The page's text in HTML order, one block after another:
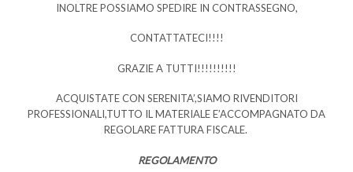
INOLTRE POSSIAMO SPEDIRE IN CONTRASSEGNO,
CONTATTATECI!!!!
GRAZIE A TUTTI!!!!!!!!!!
ACQUISTATE CON SERENITA’,SIAMO RIVENDITORI
PROFESSIONALI,TUTTO IL MATERIALE E’ACCOMPAGNATO DA
REGOLARE FATTURA FISCALE.
REGOLAMENTO